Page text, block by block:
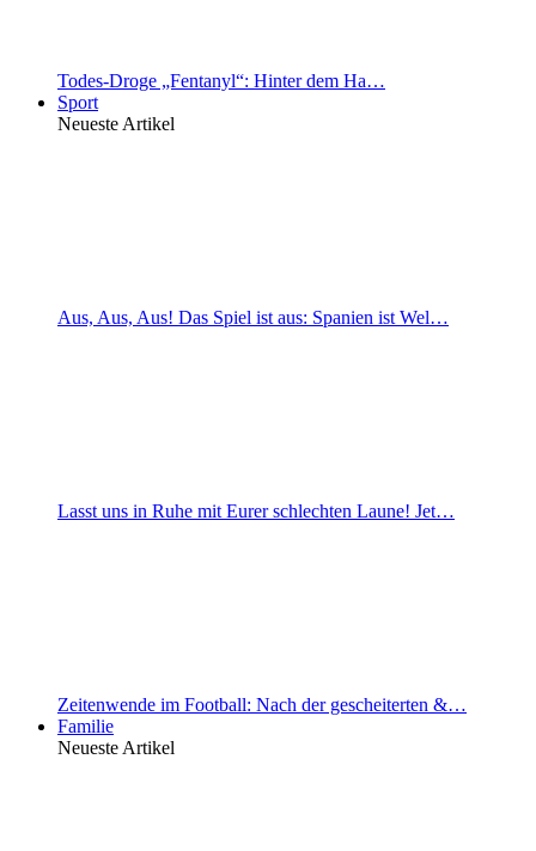
Todes-Droge „Fentanyl“: Hinter dem Ha…
Sport
Neueste Artikel
Aus, Aus, Aus! Das Spiel ist aus: Spanien ist Wel…
Lasst uns in Ruhe mit Eurer schlechten Laune! Jet…
Zeitenwende im Football: Nach der gescheiterten &…
Familie
Neueste Artikel